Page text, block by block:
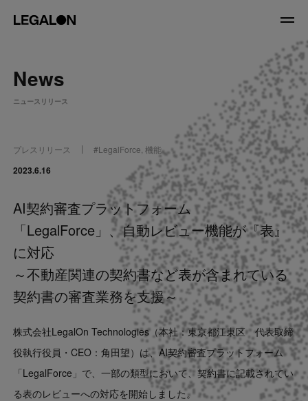
About
役員紹介
Service
News
Recruit
LegalOn Now
Contact
US website
News
ニュースリリース
プレスリリース #LegalForce ,機能
2023.6.16
AI契約審査プラットフォーム
「LegalForce」、自動レビュー機能が『表』
に対応
～不動産関連の契約書など表が含まれている
契約書の審査業務を支援～
株式会社LegalOn Technologies（本社：東京都江東区 代表取締
役執行役員・CEO：角田望）は、AI契約審査プラットフォーム
「LegalForce」で、一部の類型において、契約書に記載されてい
る表のレビューへの対応を開始しました。